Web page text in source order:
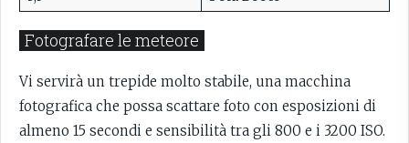
Fotografare le meteore
Vi servirà un trepide molto stabile, una macchina
fotografica che possa scattare foto con esposizioni di
almeno 15 secondi e sensibilità tra gli 800 e i 3200 ISO.